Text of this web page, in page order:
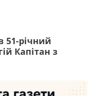
51-річний
Капітан з